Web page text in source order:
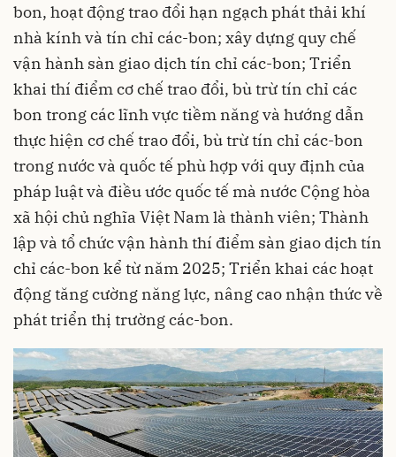
bon, hoạt động trao đổi hạn ngạch phát thải khí
nhà kính và tín chỉ các-bon; xây dựng quy chế
vận hành sàn giao dịch tín chỉ các-bon; Triển
khai thí điểm cơ chế trao đổi, bù trừ tín chỉ các
bon trong các lĩnh vực tiềm năng và hướng dẫn
thực hiện cơ chế trao đổi, bù trừ tín chỉ các-bon
trong nước và quốc tế phù hợp với quy định của
pháp luật và điều ước quốc tế mà nước Cộng hòa
xã hội chủ nghĩa Việt Nam là thành viên; Thành
lập và tổ chức vận hành thí điểm sàn giao dịch tín
chỉ các-bon kể từ năm 2025; Triển khai các hoạt
động tăng cường năng lực, nâng cao nhận thức về
phát triển thị trường các-bon.